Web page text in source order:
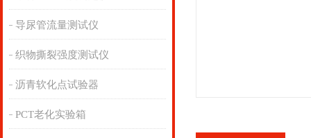
导尿管流量测试仪
织物撕裂强度测试仪
沥青软化点试验器
PCT老化实验箱